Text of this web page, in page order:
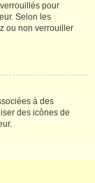
pour
Selon les
ou non verrouiller
à des
des icônes de